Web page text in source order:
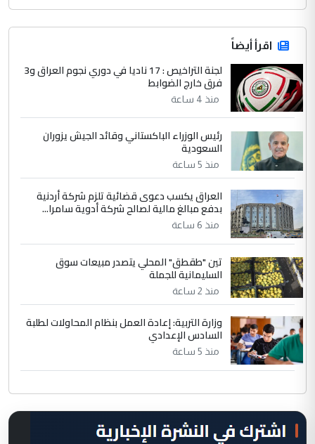
اقرأ أيضاً
لجنة التراخيص : 17 ناديا في دوري نجوم العراق و3
فرق خارج الضوابط
منذ 4 ساعة
رئيس الوزراء الباكستاني وقائد الجيش يزوران
السعودية
منذ 5 ساعة
العراق يكسب دعوى قضائية تلزم شركة أردنية
بدفع مبالغ مالية لصالح شركة أدوية سامرا...
منذ 6 ساعة
تين "طقطق" المحلي يتصدر مبيعات سوق
السليمانية للجملة
منذ 2 ساعة
وزارة التربية: إعادة العمل بنظام المحاولات لطلبة
السادس الإعدادي
منذ 5 ساعة